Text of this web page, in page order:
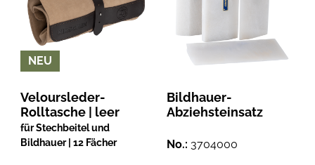
NEU
Veloursleder-
Rolltasche | leer
für Stechbeitel und
Bildhauer | 12 Fächer
Bildhauer-
Abziehsteinsatz
No.: 3704000